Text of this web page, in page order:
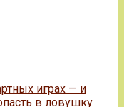
играх — и
в ловушку